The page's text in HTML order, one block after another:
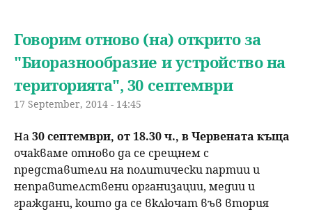
Говорим отново (на) открито за
"Биоразнообразие и устройство на
територията", 30 септември
17 September, 2014 - 14:45
На30 септември, от 18.30 ч., в Червената къща
очакваме отново да се срещнем с
представители на политически партии и
неправителствени организации, медии и
граждани, които да се включат във втория